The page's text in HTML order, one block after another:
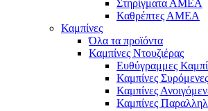
Στηρίγματα ΑΜΕΑ
Καθρέπτες ΑΜΕΑ
Καμπίνες
Όλα τα προϊόντα
Καμπίνες Ντουζιέρας
Ευθύγραμμες
Καμπίνες Συρόμενες
Καμπίνες
Καμπίνες